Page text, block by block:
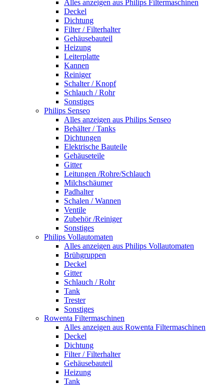
Alles anzeigen aus Philips Filtermaschinen
Deckel
Dichtung
Filter / Filterhalter
Gehäusebauteil
Heizung
Leiterplatte
Kannen
Reiniger
Schalter / Knopf
Schlauch / Rohr
Sonstiges
Philips Senseo
Alles anzeigen aus Philips Senseo
Behälter / Tanks
Dichtungen
Elektrische Bauteile
Gehäuseteile
Gitter
Leitungen /Rohre/Schlauch
Milchschäumer
Padhalter
Schalen / Wannen
Ventile
Zubehör /Reiniger
Sonstiges
Philips Vollautomaten
Alles anzeigen aus Philips Vollautomaten
Brühgruppen
Deckel
Gitter
Schlauch / Rohr
Tank
Trester
Sonstiges
Rowenta Filtermaschinen
Alles anzeigen aus Rowenta Filtermaschinen
Deckel
Dichtung
Filter / Filterhalter
Gehäusebauteil
Heizung
Tank